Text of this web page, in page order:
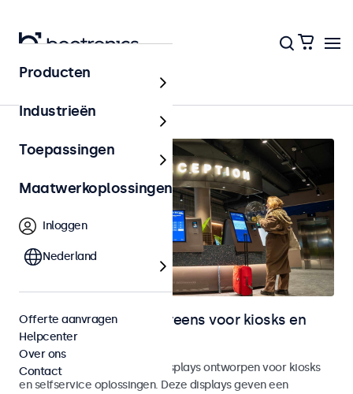
Kiosks & Self-Service
Monitoren en touchscreens voor kiosks en
selfservice
Monitoren en touchscreen displays ontworpen voor kiosks
en selfservice oplossingen. Deze displays geven een
Producten
Industrieën
Toepassingen
Maatwerkoplossingen
Inloggen
Nederland
Offerte aanvragen
Helpcenter
Over ons
Contact